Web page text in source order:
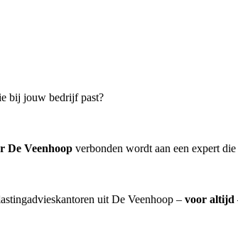
bij jouw bedrijf past?
De Veenhoop verbonden wordt aan een expert
uit De Veenhoop – voor altijd